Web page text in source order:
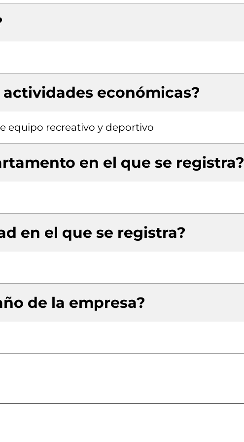
actividades económicas?
equipo recreativo y deportivo
en el que se registra?
en el que se registra?
de la empresa?